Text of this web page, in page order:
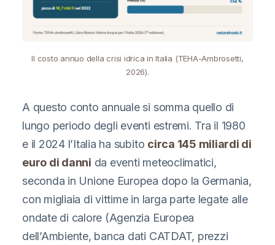
Il costo annuo della crisi idrica in Italia (TEHA-Ambrosetti,
2026).
A questo conto annuale si somma quello di
lungo periodo degli eventi estremi. Tra il 1980
e il 2024 l’Italia ha subito circa 145 miliardi di
euro di danni da eventi meteoclimatici,
seconda in Unione Europea dopo la Germania,
con migliaia di vittime in larga parte legate alle
ondate di calore (Agenzia Europea
dell’Ambiente, banca dati CATDAT, prezzi